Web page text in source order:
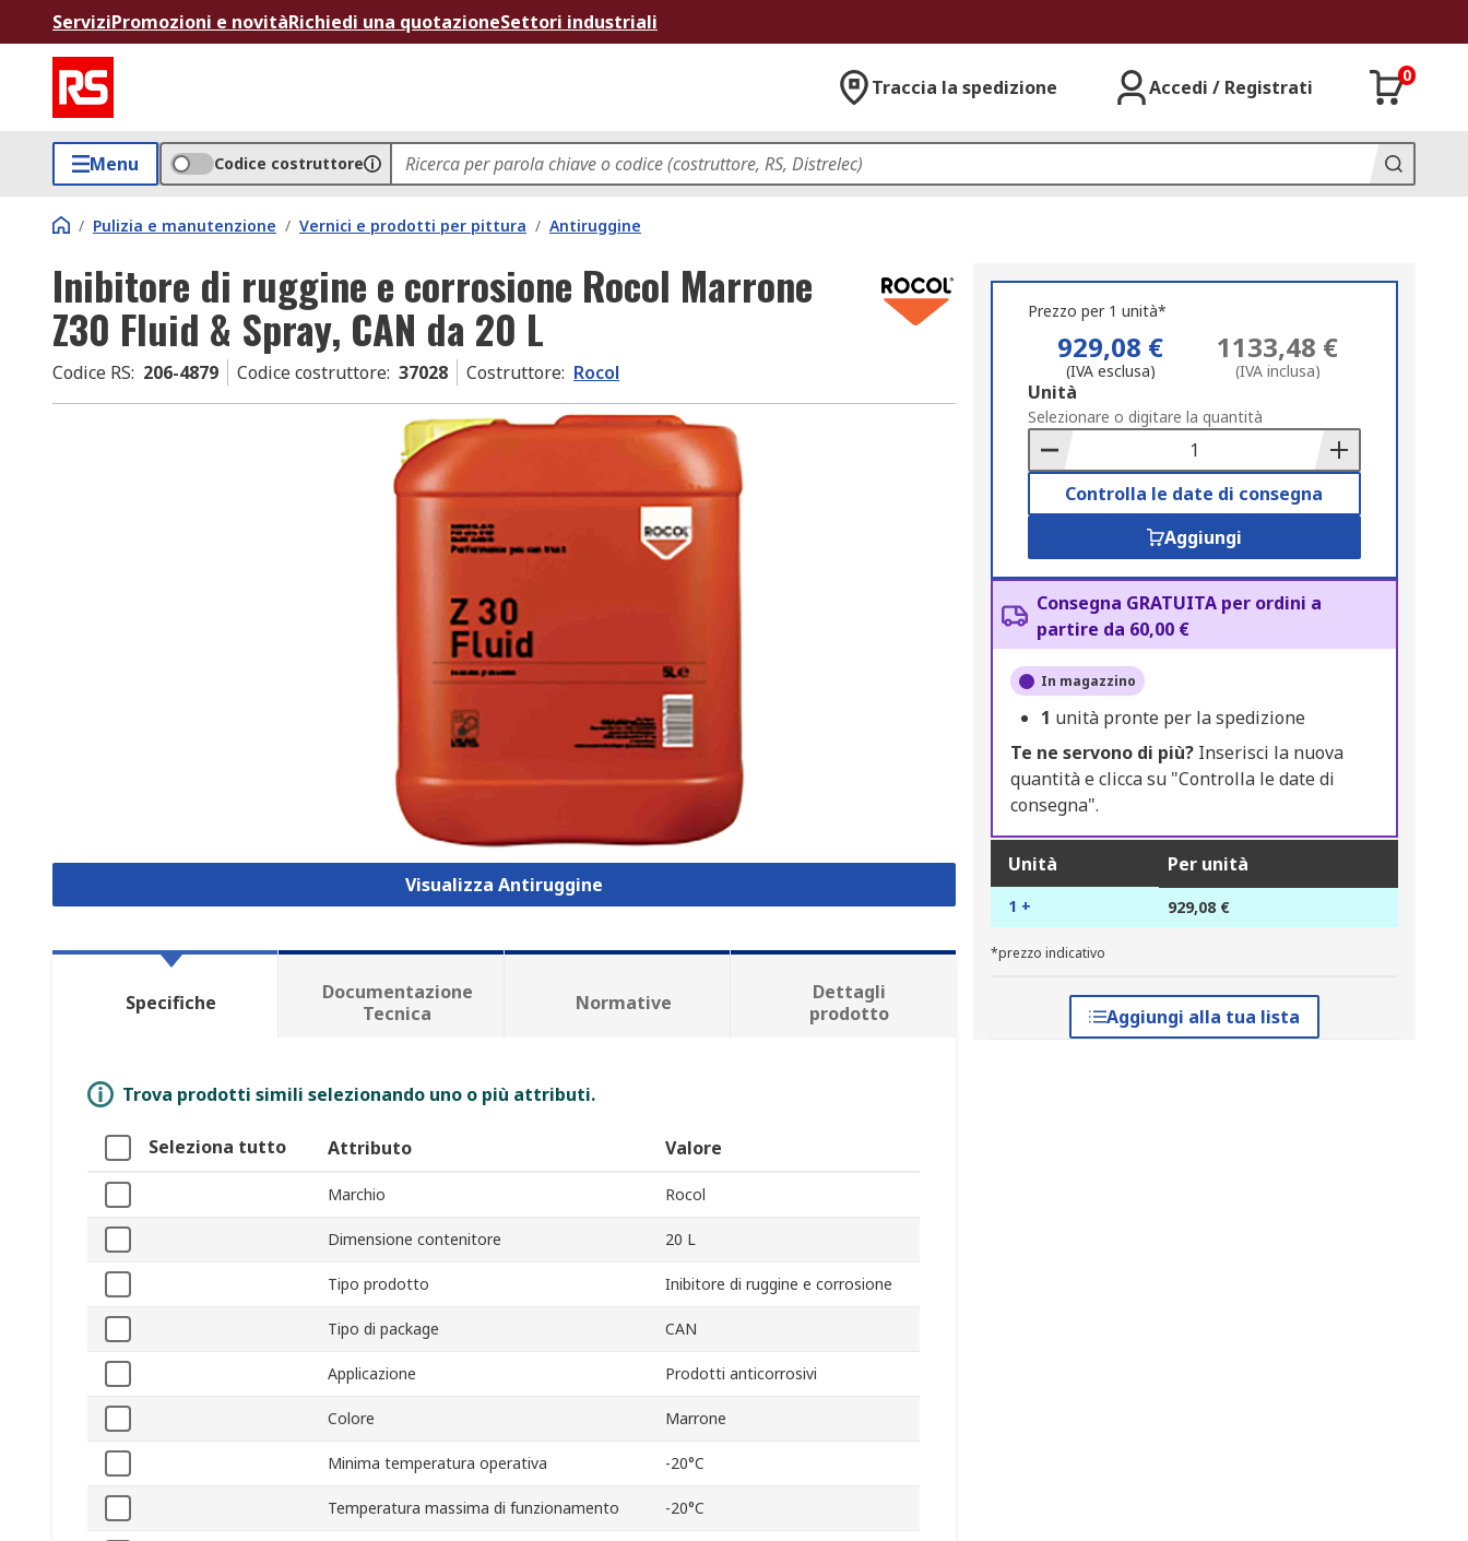
ServiziPromozioni e novitàRichiedi una quotazioneSettori industriali
Traccia la spedizione Accedi / Registrati
0
Menu Codice costruttore
/ Pulizia e manutenzione / Vernici e prodotti per pittura / Antiruggine
Inibitore di ruggine e corrosione Rocol Marrone
Z30 Fluid & Spray, CAN da 20 L
Codice RS: 206-4879 Codice costruttore: 37028 Costruttore: Rocol
Visualizza Antiruggine
Prezzo per 1 unità*
929,08 €
(IVA esclusa)
1133,48 €
(IVA inclusa)
Add
to
Basket
Unità
Selezionare o digitare la quantità
Controlla le date di consegna
Aggiungi
Consegna GRATUITA per ordini a
partire da 60,00 €
In magazzino
1 unità pronte per la spedizione
Te ne servono di più?Inserisci la nuova
quantità e clicca su "Controlla le date di
consegna".
Unità Per unità
1 + 929,08 €
*prezzo indicativo
Aggiungi alla tua lista
Specifiche
Documentazione
Tecnica
Normative
Dettagli
prodotto
Trova prodotti simili selezionando uno o più attributi.
Seleziona tutto Attributo Valore
Marchio Rocol
Dimensione contenitore 20 L
Tipo prodotto Inibitore di ruggine e corrosione
Tipo di package CAN
Applicazione Prodotti anticorrosivi
Colore Marrone
Minima temperatura operativa -20°C
Temperatura massima di funzionamento -20°C